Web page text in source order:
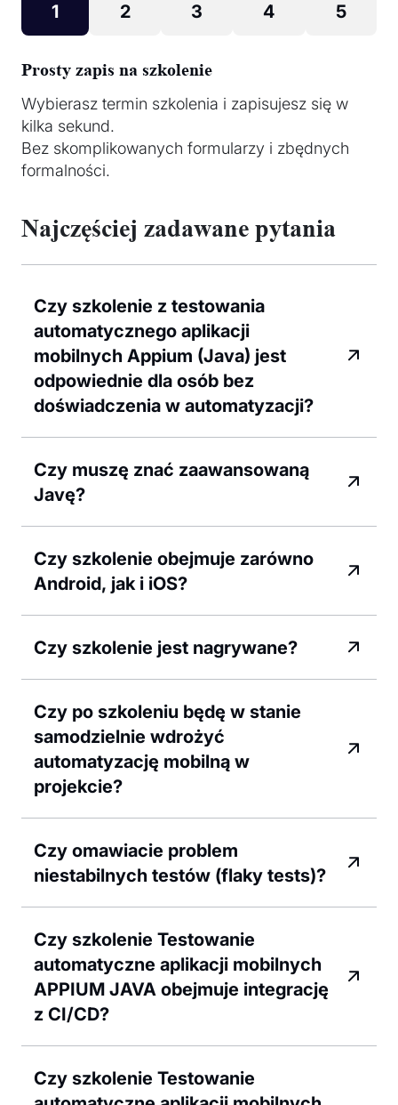
1 2 3 4 5
Prosty zapis na szkolenie
Wybierasz termin szkolenia i zapisujesz się w
kilka sekund.
Bez skomplikowanych formularzy i zbędnych
formalności.
Najczęściej zadawane pytania
Czy szkolenie z testowania
automatycznego aplikacji
mobilnych Appium (Java) jest
odpowiednie dla osób bez
doświadczenia w automatyzacji?
Czy muszę znać zaawansowaną
Javę?
Czy szkolenie obejmuje zarówno
Android, jak i iOS?
Czy szkolenie jest nagrywane?
Czy po szkoleniu będę w stanie
samodzielnie wdrożyć
automatyzację mobilną w
projekcie?
Czy omawiacie problem
niestabilnych testów (flaky tests)?
Czy szkolenie Testowanie
automatyczne aplikacji mobilnych
APPIUM JAVA obejmuje integrację
z CI/CD?
Czy szkolenie Testowanie